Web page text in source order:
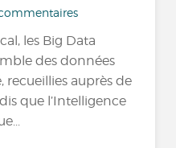
commentaires
les Big Data
des données
recueillies auprès de
que l’Intelligence